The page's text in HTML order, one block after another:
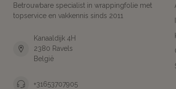
Betrouwbare specialist in wrappingfolie met
topservice en vakkennis sinds 2011
Kanaaldijk 4H
2380 Ravels
België
+31653707905